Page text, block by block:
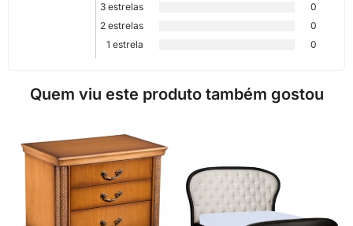
3 estrelas
0
2 estrelas
0
1 estrela
0
Quem viu este produto também gostou